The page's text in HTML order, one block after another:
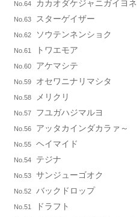
No.64 カカオダケジャニガイヨネ
No.63 スターゲイザー
No.62 ソウテンネンショク
No.61 トワエモア
No.60 アケマシテ
No.59 オセワニナリマシタ
No.58 メリクリ
No.57 フユガハジマルヨ
No.56 アッタカインダカラァ～
No.55 ヘイマイド
No.54 テジナ
No.53 サンジューゴオク
No.52 バックドロップ
No.51 ドラフト